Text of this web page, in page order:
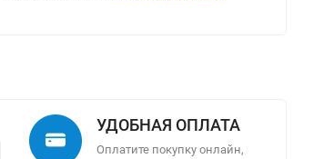
УДОБНАЯ ОПЛАТА
Оплатите покупку онлайн,